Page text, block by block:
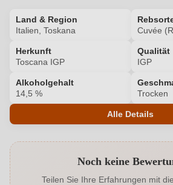
Land & Region
Italien, Toskana
Cuvée
Herkunft
Toscana IGP
Qualität
IGP
Alkoholgehalt
14,5 %
Trocken
Alle Details
Alkoholgehalt in %Noch keine
Teilen Sie Ihre Erfahrungen mit